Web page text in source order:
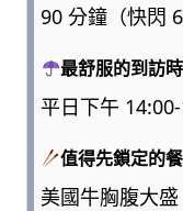
90 分鐘（快閃
最舒服的到訪
平日下午
值得先鎖定的
美國牛胸腹大